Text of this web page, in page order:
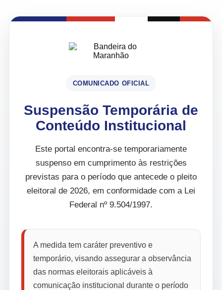
COMUNICADO OFICIAL
Suspensão Temporária de
Conteúdo Institucional
Este portal encontra-se temporariamente
suspenso em cumprimento às restrições
previstas para o período que antecede o pleito
eleitoral de 2026, em conformidade com a Lei
Federal nº 9.504/1997.
A medida tem caráter preventivo e
temporário, visando assegurar a observância
das normas eleitorais aplicáveis à
comunicação institucional durante o período